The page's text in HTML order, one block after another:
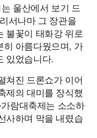
울산에서 보기 드
서나마 그 장관을
불꽃이 태화강 위로
아름다웠으며, 가
있었습니다.
쳐진 드론쇼가 이어
제의 대미를 장식했
람대축제는 소소하
사하며 막을 내렸습